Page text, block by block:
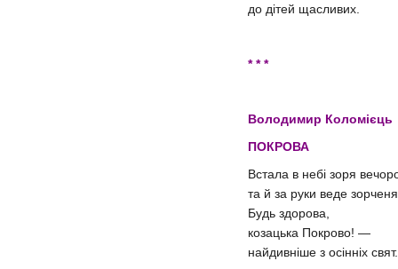
до дітей щасливих.
* * *
Володимир Коломієць
ПОКРОВА
Встала в небі зоря
та й за руки веде
Будь здорова,
козацька Покрово! —
найдивніше з осінніх свят.